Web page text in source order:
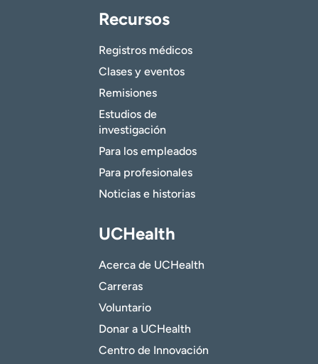
Recursos
Registros médicos
Clases y eventos
Remisiones
Estudios de
investigación
Para los empleados
Para profesionales
Noticias e historias
UCHealth
Acerca de UCHealth
Carreras
Voluntario
Donar a UCHealth
Centro de Innovación